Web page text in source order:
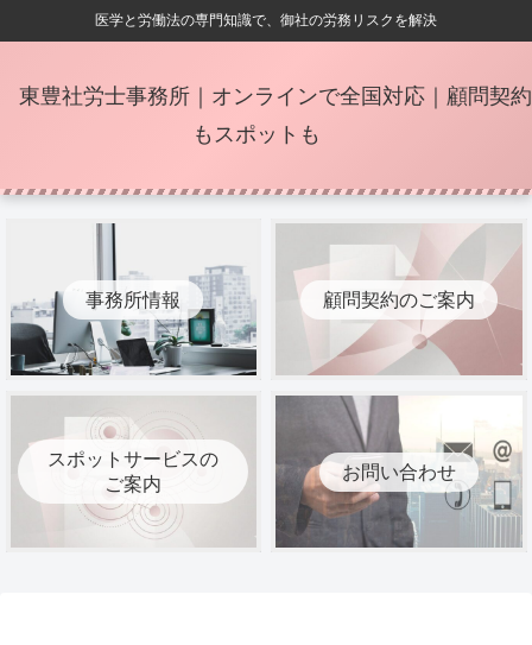
医学と労働法の専門知識で、御社の労務リスクを解決
東豊社労士事務所｜オンラインで全国対応｜顧問契約
もスポットも
事務所情報 顧問契約のご案内
スポットサービスの
ご案内
お問い合わせ